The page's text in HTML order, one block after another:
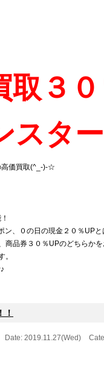
取３
スター
高価買取(^_-)-☆
、０の日の現金２０％UPと
品券３０％UPのどちらかを
。
！
Date: 2019.11.27(Wed)